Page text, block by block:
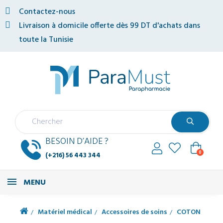
Contactez-nous
Livraison à domicile offerte dès 99 DT d'achats dans
toute la Tunisie
BESOIN D’AIDE ?
(+216) 56 443 344 0
MENU
Matériel médical Accessoires de soins
COTON